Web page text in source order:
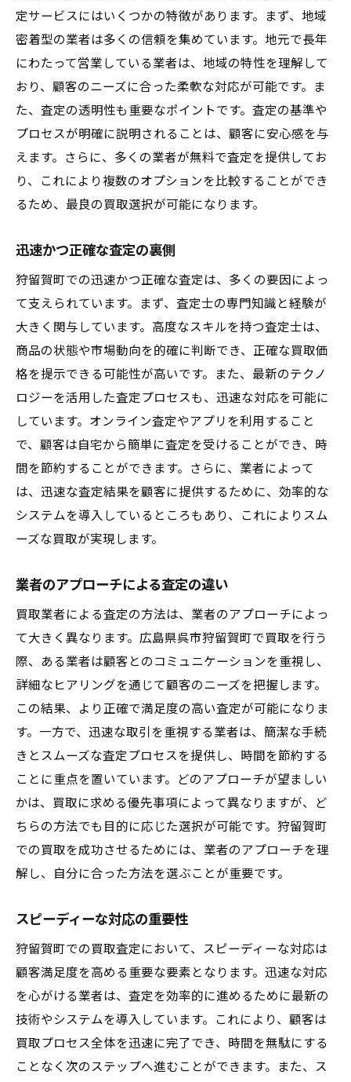
定サービスにはいくつかの特徴があります。まず、地域
密着型の業者は多くの信頼を集めています。地元で長年
にわたって営業している業者は、地域の特性を理解して
おり、顧客のニーズに合った柔軟な対応が可能です。ま
た、査定の透明性も重要なポイントです。査定の基準や
プロセスが明確に説明されることは、顧客に安心感を与
えます。さらに、多くの業者が無料で査定を提供してお
り、これにより複数のオプションを比較することができ
るため、最良の買取選択が可能になります。
迅速かつ正確な査定の裏側
狩留賀町での迅速かつ正確な査定は、多くの要因によっ
て支えられています。まず、査定士の専門知識と経験が
大きく関与しています。高度なスキルを持つ査定士は、
商品の状態や市場動向を的確に判断でき、正確な買取価
格を提示できる可能性が高いです。また、最新のテクノ
ロジーを活用した査定プロセスも、迅速な対応を可能に
しています。オンライン査定やアプリを利用すること
で、顧客は自宅から簡単に査定を受けることができ、時
間を節約することができます。さらに、業者によって
は、迅速な査定結果を顧客に提供するために、効率的な
システムを導入しているところもあり、これによりスム
ーズな買取が実現します。
業者のアプローチによる査定の違い
買取業者による査定の方法は、業者のアプローチによっ
て大きく異なります。広島県呉市狩留賀町で買取を行う
際、ある業者は顧客とのコミュニケーションを重視し、
詳細なヒアリングを通じて顧客のニーズを把握します。
この結果、より正確で満足度の高い査定が可能になりま
す。一方で、迅速な取引を重視する業者は、簡潔な手続
きとスムーズな査定プロセスを提供し、時間を節約する
ことに重点を置いています。どのアプローチが望ましい
かは、買取に求める優先事項によって異なりますが、ど
ちらの方法でも目的に応じた選択が可能です。狩留賀町
での買取を成功させるためには、業者のアプローチを理
解し、自分に合った方法を選ぶことが重要です。
スピーディーな対応の重要性
狩留賀町での買取査定において、スピーディーな対応は
顧客満足度を高める重要な要素となります。迅速な対応
を心がける業者は、査定を効率的に進めるために最新の
技術やシステムを導入しています。これにより、顧客は
買取プロセス全体を迅速に完了でき、時間を無駄にする
ことなく次のステップへ進むことができます。また、ス